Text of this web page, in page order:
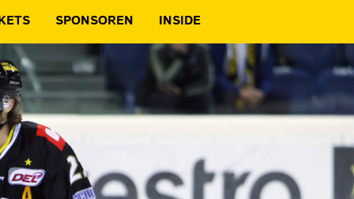
SPONSOREN INSIDE